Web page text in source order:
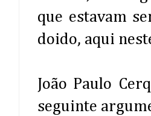
que estavam
doido, aqui
João Paulo
seguinte